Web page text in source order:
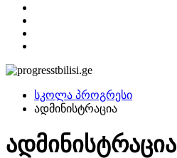
სკოლა პროგრესი
ადმინისტრაცია
ადმინისტრაცია